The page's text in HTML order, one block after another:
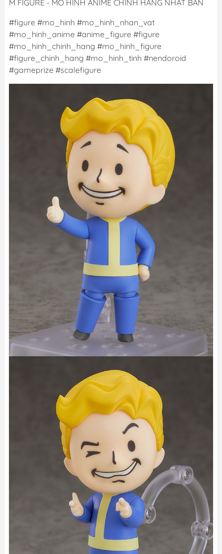
M FIGURE - MÔ HÌNH ANIME CHÍNH HÃNG NHẬT BẢN
#figure #mo_hinh #mo_hinh_nhan_vat
#mo_hinh_anime #anime_figure #figure
#mo_hinh_chinh_hang #mo_hinh_figure
#figure_chinh_hang #mo_hinh_tinh #nendoroid
#gameprize #scalefigure